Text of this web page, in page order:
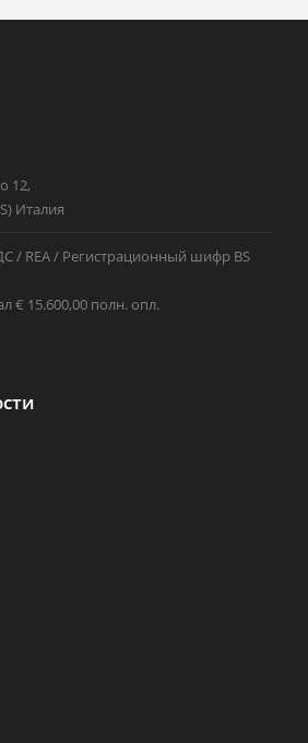
12,
Италия
REA / Регистрационный шифр BS
€ 15.600,00 полн. опл.